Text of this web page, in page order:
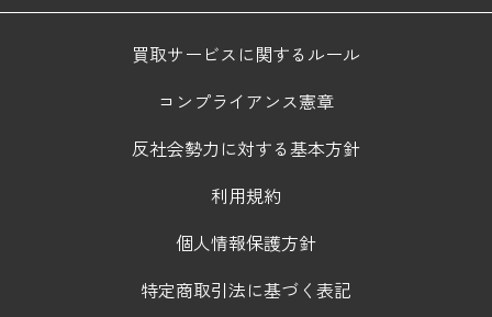
買取サービスに関するルール
コンプライアンス憲章
反社会勢力に対する基本方針
利用規約
個人情報保護方針
特定商取引法に基づく表記